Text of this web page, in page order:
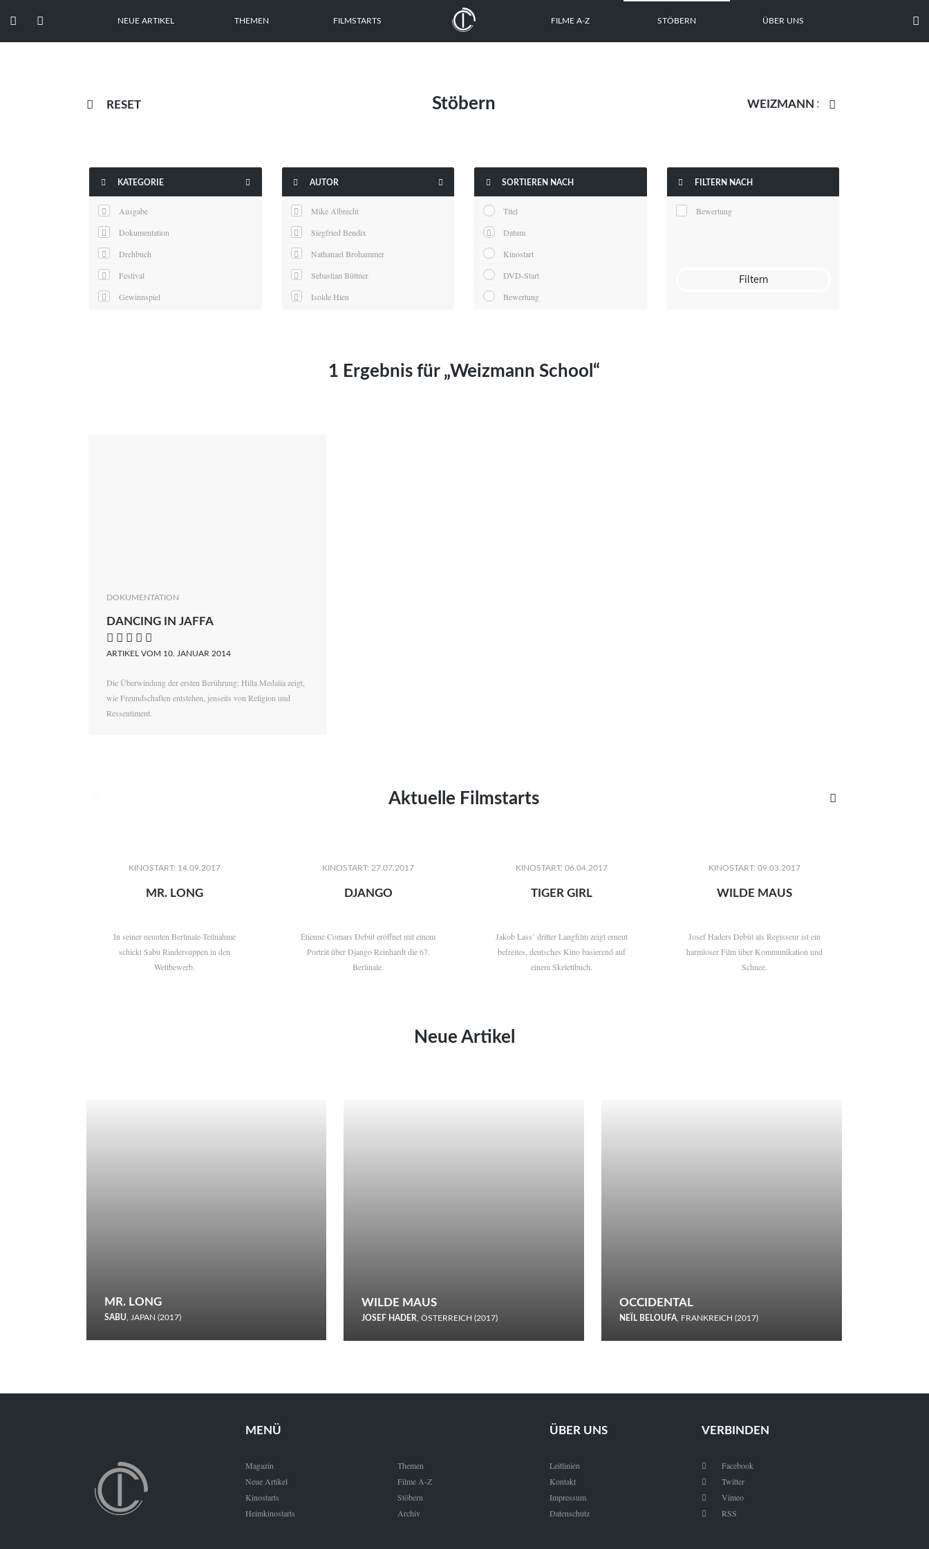
  NEUE ARTIKEL THEMEN FILMSTARTS FILME A-Z STÖBERN ÜBER UNS 
 RESET Stöbern 
 KATEGORIE 
Ausgabe
Dokumentation
Drehbuch
Festival
Gewinnspiel
 AUTOR 
Mike Albrecht
Siegfried Bendix
Nathanael Brohammer
Sebastian Büttner
Isolde Hien
Maximilian Kosing
 SORTIEREN NACH
Titel
Datum
Kinostart
DVD-Start
Bewertung
 FILTERN NACH
Bewertung
Filtern
1 Ergebnis für „Weizmann School“
DOKUMENTATION
DANCING IN JAFFA
    
ARTIKEL VOM 10. JANUAR 2014
Die Überwindung der ersten Berührung: Hilla Medalia zeigt,
wie Freundschaften entstehen, jenseits von Religion und
Ressentiment.
Aktuelle Filmstarts 
KINOSTART: 14.09.2017
MR. LONG
In seiner neunten Berlinale-Teilnahme
schickt Sabu Rindersuppen in den
Wettbewerb.
KINOSTART: 27.07.2017
DJANGO
Étienne Comars Debüt eröffnet mit einem
Porträt über Django Reinhardt die 67.
Berlinale.
KINOSTART: 06.04.2017
TIGER GIRL
Jakob Lass’ dritter Langfilm zeigt erneut
befreites, deutsches Kino basierend auf
einem Skelettbuch.
KINOSTART: 09.03.2017
WILDE MAUS
Josef Haders Debüt als Regisseur ist ein
harmloser Film über Kommunikation und
Schnee.
Neue Artikel
MR. LONG
SABU, JAPAN (2017)
den Wettbewerb.
WILDE MAUS
JOSEF HADER, ÖSTERREICH (2017)
Schnee.
OCCIDENTAL
NEÏL BELOUFA, FRANKREICH (2017)
MENÜ
Magazin
Neue Artikel
Kinostarts
Heimkinostarts
Themen
Filme A-Z
Stöbern
Archiv
ÜBER UNS
Leitlinien
Kontakt
Impressum
Datenschutz
VERBINDEN
 Facebook
 Twitter
 Vimeo
 RSS